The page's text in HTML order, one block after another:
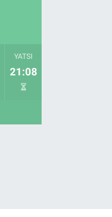
YATSI
21:08